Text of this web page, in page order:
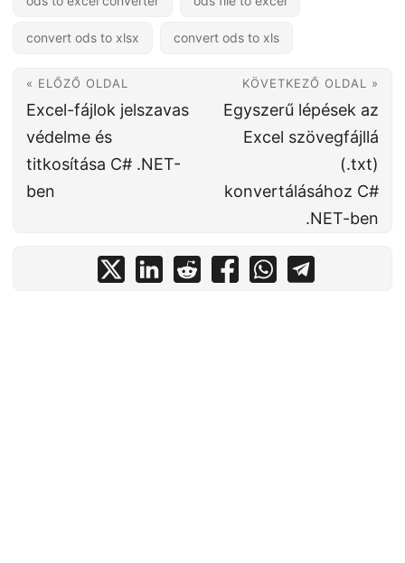
convert ods to xlsx convert ods to xls
« ELŐZŐ OLDAL
Excel-fájlok jelszavas
védelme és
titkosítása C# .NET-
ben
KÖVETKEZŐ OLDAL »
Egyszerű lépések az
Excel szövegfájllá
(.txt)
konvertálásához C#
.NET-ben